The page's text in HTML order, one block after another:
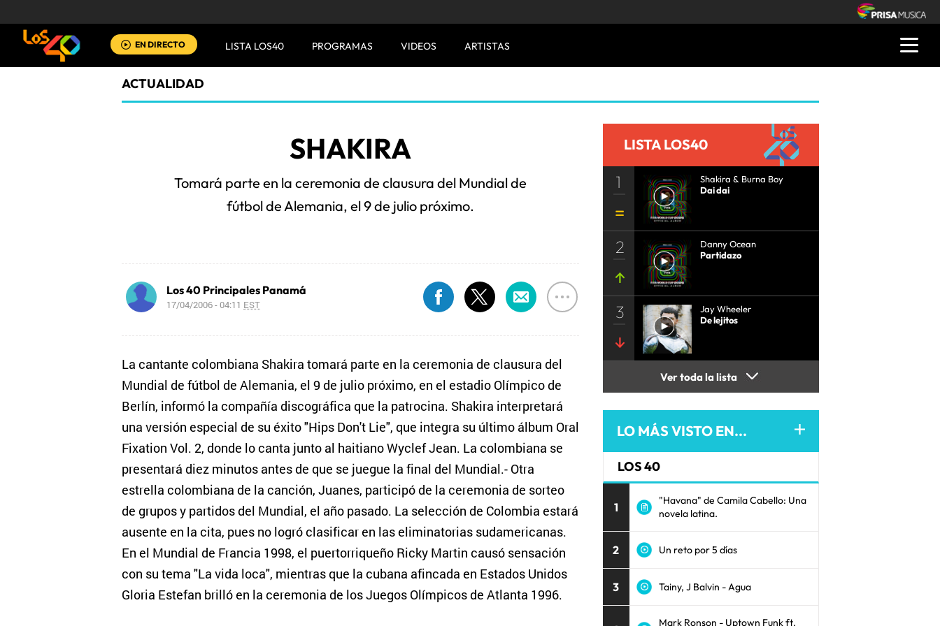
EN DIRECTO LISTA LOS40 PROGRAMAS VIDEOS ARTISTAS
ACTUALIDAD
SHAKIRA
Tomará parte en la ceremonia de clausura del Mundial de
fútbol de Alemania, el 9 de julio próximo.
Los 40 Principales Panamá
17/04/2006 - 04:11 EST
La cantante colombiana Shakira tomará parte en la ceremonia de clausura del
Mundial de fútbol de Alemania, el 9 de julio próximo, en el estadio Olímpico de
Berlín, informó la compañía discográfica que la patrocina. Shakira interpretará
una versión especial de su éxito "Hips Don't Lie", que integra su último álbum Oral
Fixation Vol. 2, donde lo canta junto al haitiano Wyclef Jean. La colombiana se
presentará diez minutos antes de que se juegue la final del Mundial.- Otra
estrella colombiana de la canción, Juanes, participó de la ceremonia de sorteo
de grupos y partidos del Mundial, el año pasado. La selección de Colombia estará
ausente en la cita, pues no logró clasificar en las eliminatorias sudamericanas.
En el Mundial de Francia 1998, el puertorriqueño Ricky Martin causó sensación
con su tema "La vida loca", mientras que la cubana afincada en Estados Unidos
Gloria Estefan brilló en la ceremonia de los Juegos Olímpicos de Atlanta 1996.
LISTA LOS40
1
Shakira & Burna Boy
Dai dai
2
Danny Ocean
Partidazo
3
Jay Wheeler
De lejitos
Ver toda la lista
LO MÁS VISTO EN...
LOS 40
1
"Havana" de Camila Cabello: Una
novela latina.
2 Un reto por 5 días
3 Tainy, J Balvin - Agua
Mark Ronson - Uptown Funk ft.